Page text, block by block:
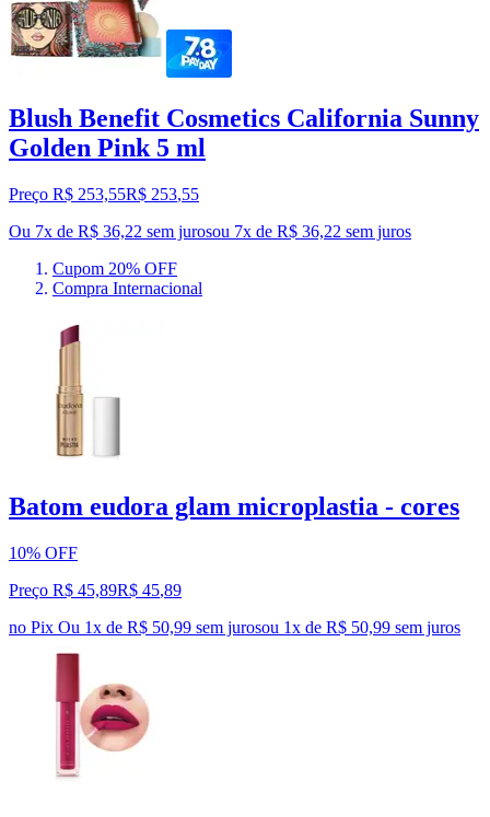
Blush Benefit Cosmetics California Sunny
Golden Pink 5 ml
Preço R$ 253,55R$ 253,55
Ou 7x de R$ 36,22 sem jurosou 7x de R$ 36,22 sem juros
Cupom 20% OFF
Compra Internacional
Batom eudora glam microplastia - cores
10% OFF
Preço R$ 45,89R$ 45,89
no Pix Ou 1x de R$ 50,99 sem jurosou 1x de R$ 50,99 sem juros